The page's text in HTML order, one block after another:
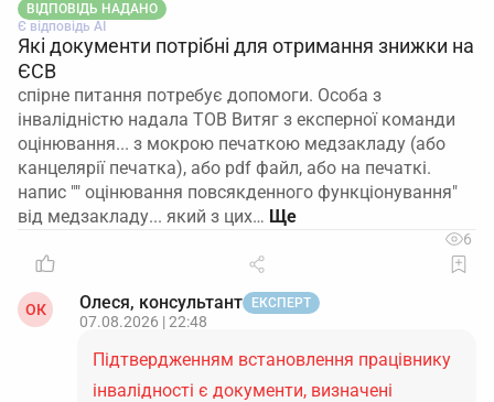
ВІДПОВІДЬ НАДАНО
Є відповідь АІ
Які документи потрібні для отримання знижки на
ЄСВ
спірне питання потребує допомоги. Особа з
інвалідністю надала ТОВ Витяг з експерної команди
оцінювання... з мокрою печаткою медзакладу (або
канцелярії печатка), або pdf файл, або на печаткі.
напис "" оцінювання повсякденного функціонування"
від медзакладу... який з цих…
6
ОК Олеся, консультант ЕКСПЕРТ
07.08.2026 | 22:48
Підтвердженням встановлення працівнику
інвалідності є документи, визначені